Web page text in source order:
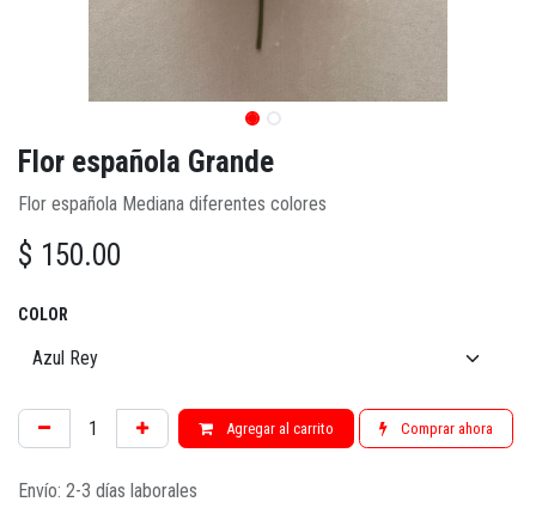
Flor española Grande
Flor española Mediana diferentes colores
$ 150.00
COLOR
Agregar al carrito Comprar ahora
Envío: 2-3 días laborales